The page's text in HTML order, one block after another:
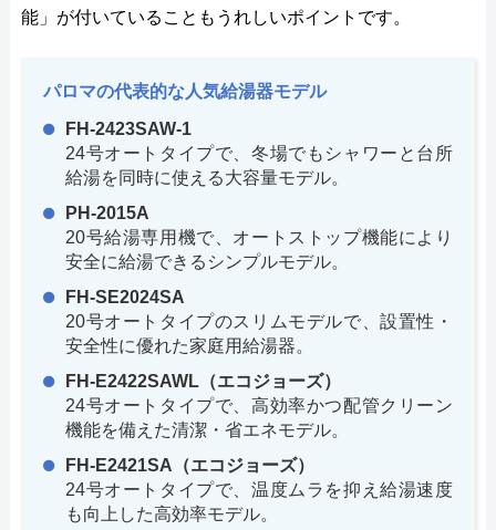
能」が付いていることもうれしいポイントです。
パロマの代表的な人気給湯器モデル
FH-2423SAW-1
24号オートタイプで、冬場でもシャワーと台所
給湯を同時に使える大容量モデル。
PH-2015A
20号給湯専用機で、オートストップ機能により
安全に給湯できるシンプルモデル。
FH-SE2024SA
20号オートタイプのスリムモデルで、設置性・
安全性に優れた家庭用給湯器。
FH-E2422SAWL（エコジョーズ）
24号オートタイプで、高効率かつ配管クリーン
機能を備えた清潔・省エネモデル。
FH-E2421SA（エコジョーズ）
24号オートタイプで、温度ムラを抑え給湯速度
も向上した高効率モデル。